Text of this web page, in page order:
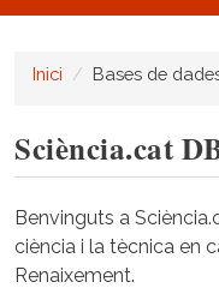
Inici Bases de
Sciència.cat
Benvinguts a
ciència i la tècnica en
Renaixement.